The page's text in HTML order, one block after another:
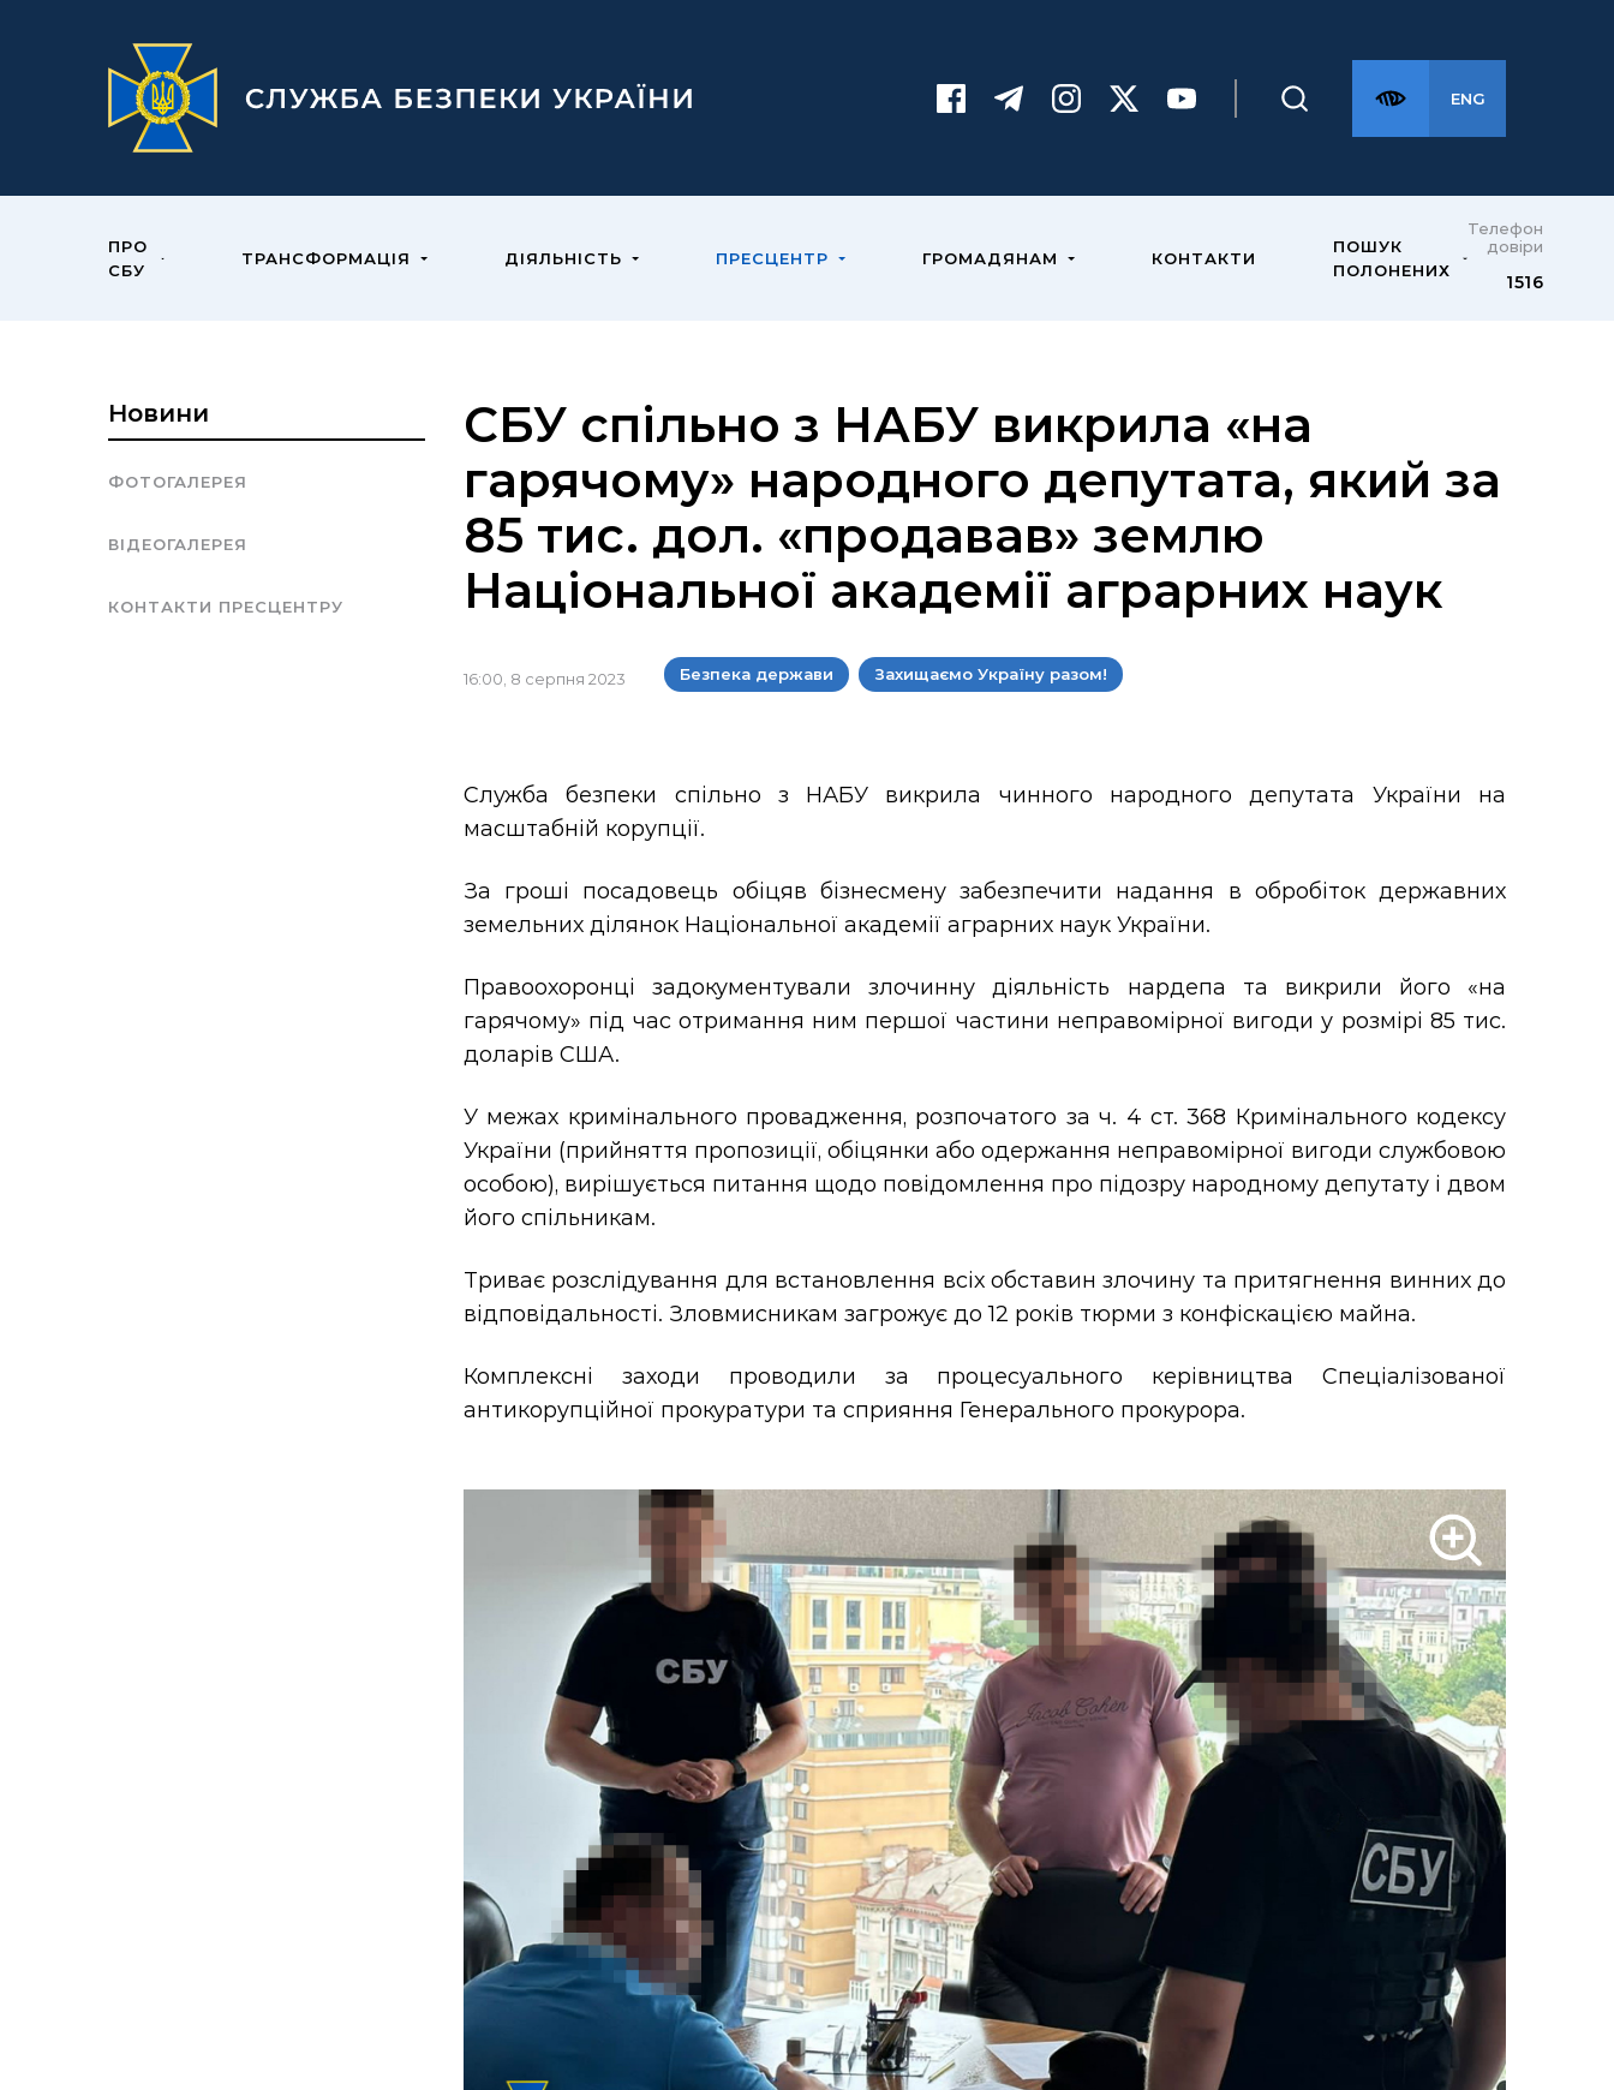
ENG
ПРО
СБУ
ТРАНСФОРМАЦІЯ ДІЯЛЬНІСТЬ ПРЕСЦЕНТР ГРОМАДЯНАМ КОНТАКТИ
ПОШУК
ПОЛОНЕНИХ
Телефон
довіри
1516
Новини
ФОТОГАЛЕРЕЯ
ВІДЕОГАЛЕРЕЯ
КОНТАКТИ ПРЕСЦЕНТРУ
СБУ спільно з НАБУ викрила «на
гарячому» народного депутата, який за
85 тис. дол. «продавав» землю
Національної академії аграрних наук
16:00, 8 серпня 2023 Безпека держави Захищаємо Україну разом!
Служба безпеки спільно з НАБУ викрила чинного народного депутата України на
масштабній корупції.
За гроші посадовець обіцяв бізнесмену забезпечити надання в обробіток державних
земельних ділянок Національної академії аграрних наук України.
Правоохоронці задокументували злочинну діяльність нардепа та викрили його «на
гарячому» під час отримання ним першої частини неправомірної вигоди у розмірі 85 тис.
доларів США.
У межах кримінального провадження, розпочатого за ч. 4 ст. 368 Кримінального кодексу
України (прийняття пропозиції, обіцянки або одержання неправомірної вигоди службовою
особою), вирішується питання щодо повідомлення про підозру народному депутату і двом
його спільникам.
Триває розслідування для встановлення всіх обставин злочину та притягнення винних до
відповідальності. Зловмисникам загрожує до 12 років тюрми з конфіскацією майна.
Комплексні заходи проводили за процесуального керівництва Спеціалізованої
антикорупційної прокуратури та сприяння Генерального прокурора.